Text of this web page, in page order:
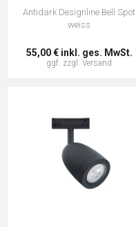
Antidark Designline Bell Spot
weiss
55,00 € inkl. ges. MwSt.
ggf. zzgl. Versand